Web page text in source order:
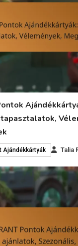
Ajándékkártyák Talia